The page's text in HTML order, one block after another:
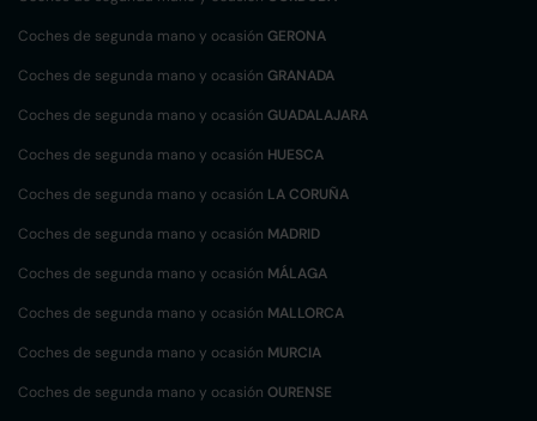
Coches de segunda mano y ocasión GERONA
Coches de segunda mano y ocasión GRANADA
Coches de segunda mano y ocasión GUADALAJARA
Coches de segunda mano y ocasión HUESCA
Coches de segunda mano y ocasión LA CORUÑA
Coches de segunda mano y ocasión MADRID
Coches de segunda mano y ocasión MÁLAGA
Coches de segunda mano y ocasión MALLORCA
Coches de segunda mano y ocasión MURCIA
Coches de segunda mano y ocasión OURENSE